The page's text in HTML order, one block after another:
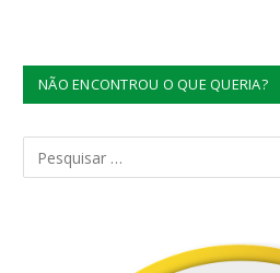
NÃO ENCONTROU O QUE QUERIA?